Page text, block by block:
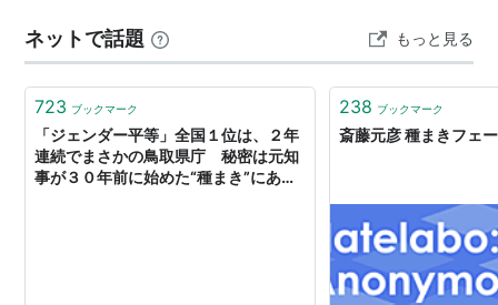
て早く咲いておくれ〜。 さつまいもはわっさわさ。 一株
枯れちゃったけれ…
ネットで話題 もっと見る
723 ブックマーク
「ジェンダー平等」全国１位は、２年
連続でまさかの鳥取県庁 秘密は元知
事が３０年前に始めた“種まき”にあっ
238 ブックマーク
斎藤元彦 種まきフェ